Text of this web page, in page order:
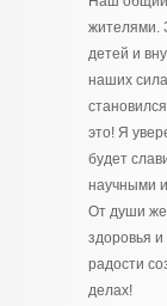
жителями.
детей и
наших
это! Я
будет
научными
От души
здоровья и
радости
делах!